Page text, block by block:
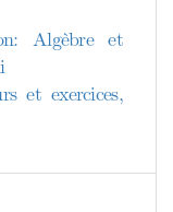
Algèbre et
et exercices,